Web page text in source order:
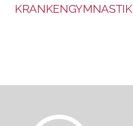
KRANKENGYMNASTIK